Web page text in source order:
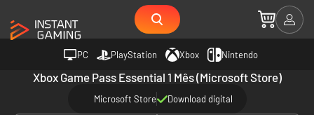
PC PlayStation Xbox Nintendo
Xbox Game Pass Essential 1 Mês (Microsoft Store)
Microsoft Store Download digital